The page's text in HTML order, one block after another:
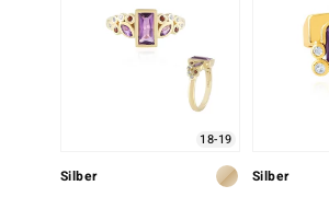
18-19
Silber Silber